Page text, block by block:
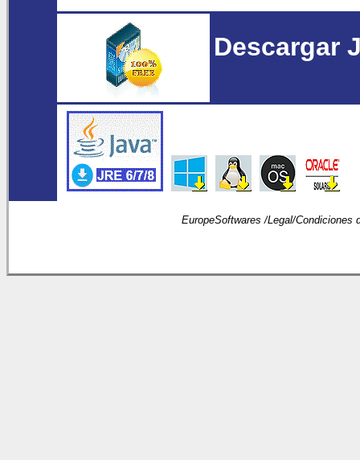
Descargar
EuropeSoftwares /Legal/Condiciones